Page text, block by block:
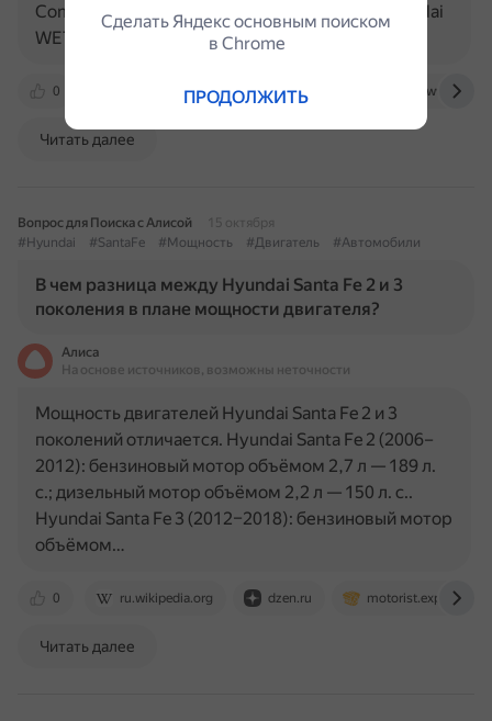
0 hyundai-auto2.ru www.hyundai.ru
Company. Некоторые подходящие масла: Hyundai
WET DCT HYDRAULIC OIL…
Читать далее
Вопрос для Поиска с Алисой
15 октября
#Hyundai
#SantaFe #Мощность #Двигатель #Автомобили
В чем разница между Hyundai Santa Fe 2 и 3
поколения в плане мощности двигателя?
Алиса
На основе источников, возможны неточности
0 ru.wikipedia.org dzen.ru motorist.expert
Мощность двигателей Hyundai Santa Fe 2 и 3
поколений отличается. Hyundai Santa Fe 2 (2006–
2012): бензиновый мотор объёмом 2,7 л — 189 л.
с.; дизельный мотор объёмом 2,2 л — 150 л. с..
Hyundai Santa Fe 3 (2012–2018): бензиновый мотор
объёмом…
Читать далее
Сделать Яндекс основным поиском
в Сhrome
ПРОДОЛЖИТЬ